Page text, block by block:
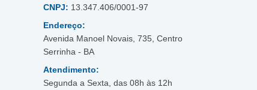
CNPJ: 13.347.406/0001-97
Endereço:
Avenida Manoel Novais, 735, Centro
Serrinha - BA
Atendimento:
Segunda a Sexta, das 08h às 12h